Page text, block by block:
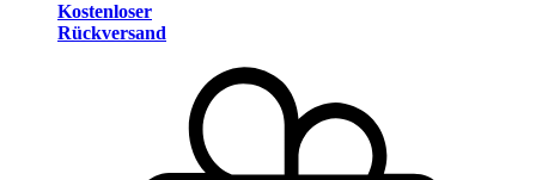
Kostenloser
Rückversand